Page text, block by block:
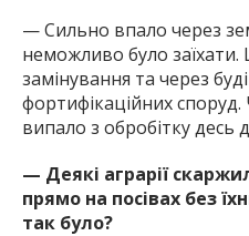
— Сильно впало через
неможливо було заїхати.
замінування та через
фортифікаційних споруд.
випало з обробітку десь
— Деякі аграрії
прямо на посівах без
так було?